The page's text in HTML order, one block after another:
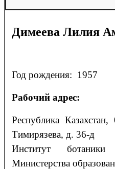
Димеева Лилия
Год рождения: 1957
Рабочий адрес:
Республика
Тимирязева, д. 36-д
Институт
Министерства